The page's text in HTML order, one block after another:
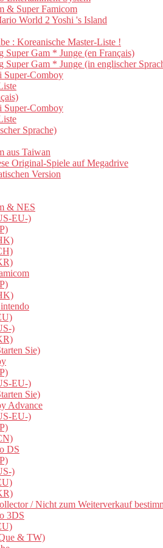
& Super Famicom
World 2 Yoshi 's Island
: Koreanische Master-Liste !
Super Gam * Junge (en Français)
Super Gam * Junge (in englischer
Super-Comboy
Super-Comboy
Sprache)
aus Taiwan
Original-Spiele auf Megadrive
Version
& NES
EU-)
)
Sie)
EU-)
Sie)
Advance
EU-)
DS
)
/ Nicht zum Weiterverkauf
3DS
& TW)